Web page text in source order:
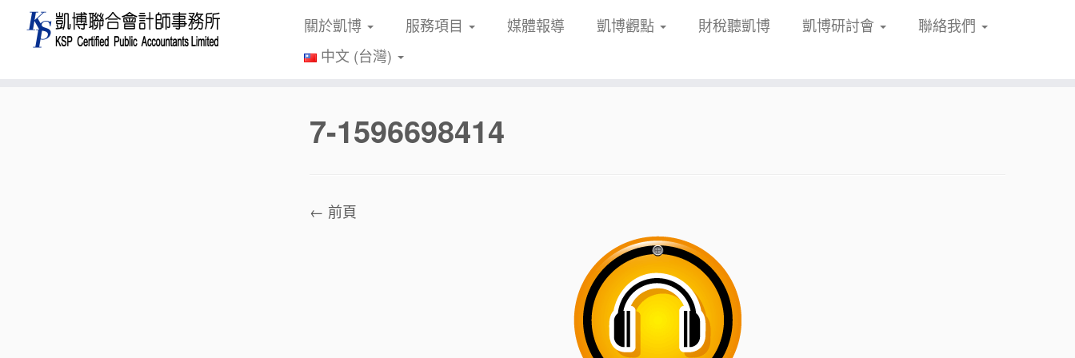
關於凱博 服務項目 媒體報導 凱博觀點 財稅聽凱博 凱博研討會
聯絡我們
中文 (台灣)
7-1596698414
← 前頁